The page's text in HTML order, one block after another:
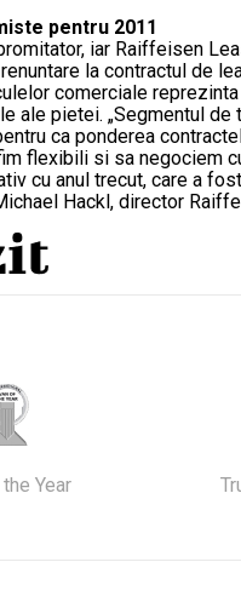
pentru 2011
iar Raiffeisen
la contractul de
comerciale
ale pietei. „Segmentul
ca ponderea
flexibili si sa negociem
cu anul trecut, care a
Michael Hackl,
Year